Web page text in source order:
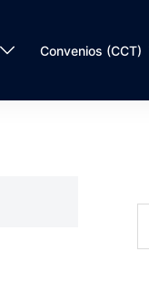
Convenios (CCT)